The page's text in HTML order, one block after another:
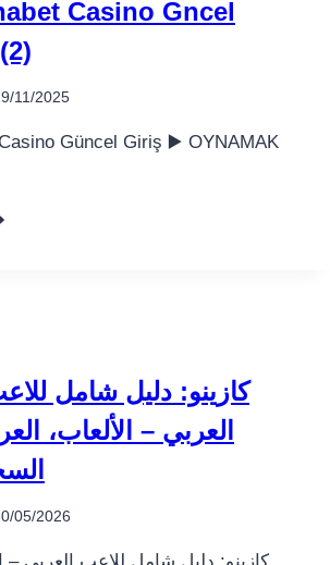
Casino Gncel
11/2025
Güncel Giriş ▶️ OYNAMAK
العربي – الألعاب،
05/2026